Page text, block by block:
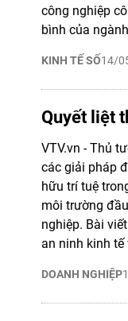
KINH TẾ SỐ14/
công nghiệp
bình của
Quyết liệt
DOANH NGHIỆP
VTV.vn - Thủ
các giải pháp
hữu trí tuệ
môi trường
nghiệp. Bài
an ninh kinh